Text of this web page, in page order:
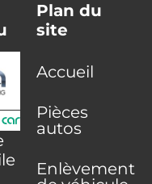
Plan du
site
Accueil
Pièces
autos
Enlèvement